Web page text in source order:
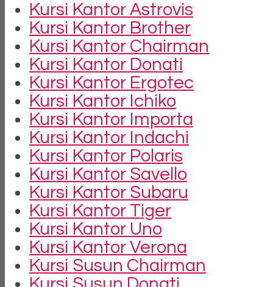
Kursi Kantor Astrovis
Kursi Kantor Brother
Kursi Kantor Chairman
Kursi Kantor Donati
Kursi Kantor Ergotec
Kursi Kantor Ichiko
Kursi Kantor Importa
Kursi Kantor Indachi
Kursi Kantor Polaris
Kursi Kantor Savello
Kursi Kantor Subaru
Kursi Kantor Tiger
Kursi Kantor Uno
Kursi Kantor Verona
Kursi Susun Chairman